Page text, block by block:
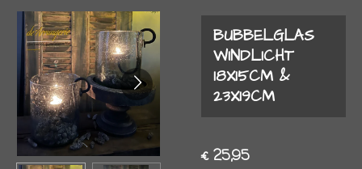
BUBBELGLAS
WINDLICHT
18X15CM &
23X19CM
€ 25,95